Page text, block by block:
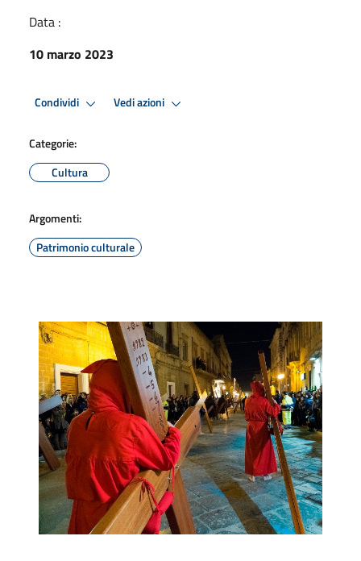
Data :
10 marzo 2023
Condividi Vedi azioni
Categorie:
Cultura
Argomenti:
Patrimonio culturale